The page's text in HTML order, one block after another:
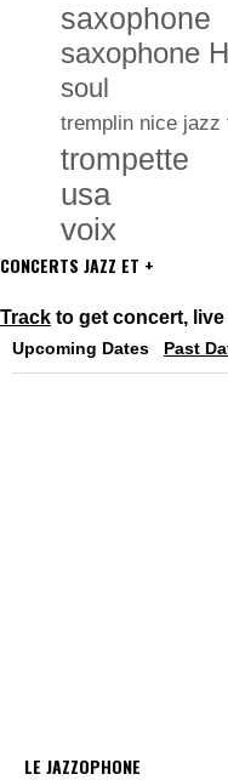
saxophone
saxophone
soul
tremplin nice jazz
trompette
usa
voix
CONCERTS JAZZ ET +
Track to get concert,
Upcoming Dates Past
LE JAZZOPHONE